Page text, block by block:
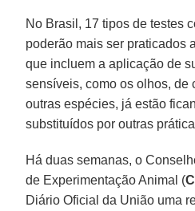
No Brasil, 17 tipos de testes
poderão mais ser praticados
que incluem a aplicação de
sensíveis, como os olhos, de
outras espécies, já estão
substituídos por outras
Há duas semanas, o
de Experimentação Animal (
Diário Oficial da União uma